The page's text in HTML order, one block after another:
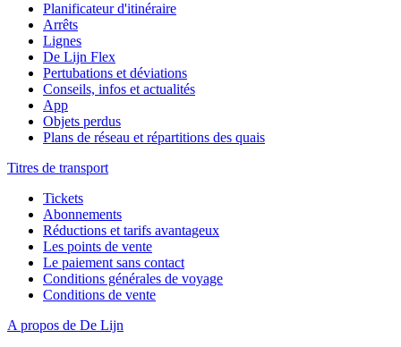
Planificateur d'itinéraire
Arrêts
Lignes
De Lijn Flex
Pertubations et déviations
Conseils, infos et actualités
App
Objets perdus
Plans de réseau et répartitions des quais
Titres de transport
Tickets
Abonnements
Réductions et tarifs avantageux
Les points de vente
Le paiement sans contact
Conditions générales de voyage
Conditions de vente
A propos de De Lijn